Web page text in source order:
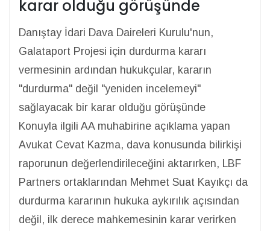
karar olduğu görüşünde
Danıştay İdari Dava Daireleri Kurulu'nun,
Galataport Projesi için durdurma kararı
vermesinin ardından hukukçular, kararın
"durdurma" değil "yeniden incelemeyi"
sağlayacak bir karar olduğu görüşünde
Konuyla ilgili AA muhabirine açıklama yapan
Avukat Cevat Kazma, dava konusunda bilirkişi
raporunun değerlendirileceğini aktarırken, LBF
Partners ortaklarından Mehmet Suat Kayıkçı da
durdurma kararının hukuka aykırılık açısından
değil, ilk derece mahkemesinin karar verirken